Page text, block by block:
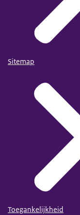
Sitemap
Toegankelijkheid